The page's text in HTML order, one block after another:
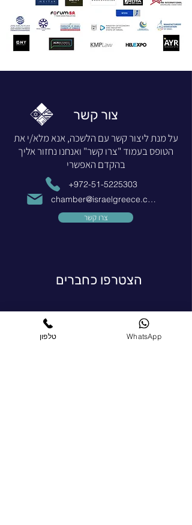
צור קשר
על מנת ליצור קשר עם הלשכה, אנא מלא/י את
הטופס בעמוד "צרו קשר" ואנחנו נחזור אליך
בהקדם האפשרי
+972-51-5225303
chamber@israelgreece.com
צרו קשר
הצטרפו כחברים
טלפון WhatsApp